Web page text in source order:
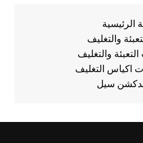
الرئيسية
والتغليف
والتغليف
اكياس التغليف
سيل